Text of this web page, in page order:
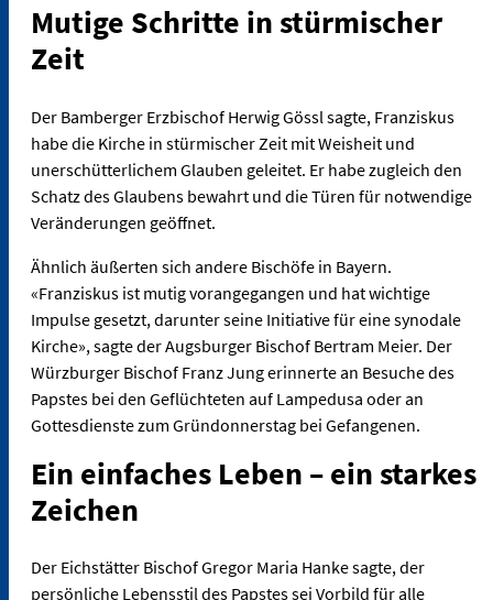
Mutige Schritte in stürmischer
Zeit
Der Bamberger Erzbischof Herwig Gössl sagte, Franziskus
habe die Kirche in stürmischer Zeit mit Weisheit und
unerschütterlichem Glauben geleitet. Er habe zugleich den
Schatz des Glaubens bewahrt und die Türen für notwendige
Veränderungen geöffnet.
Ähnlich äußerten sich andere Bischöfe in Bayern.
«Franziskus ist mutig vorangegangen und hat wichtige
Impulse gesetzt, darunter seine Initiative für eine synodale
Kirche», sagte der Augsburger Bischof Bertram Meier. Der
Würzburger Bischof Franz Jung erinnerte an Besuche des
Papstes bei den Geflüchteten auf Lampedusa oder an
Gottesdienste zum Gründonnerstag bei Gefangenen.
Ein einfaches Leben – ein starkes
Zeichen
Der Eichstätter Bischof Gregor Maria Hanke sagte, der
persönliche Lebensstil des Papstes sei Vorbild für alle